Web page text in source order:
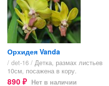
Орхидея Vanda
/ det-16 / Детка, размах листьев
10см, посажена в кору.
890 ₽ Нет в наличии